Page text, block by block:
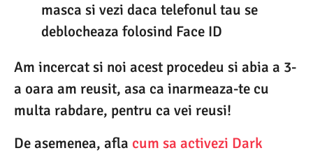
masca si vezi daca telefonul tau se
deblocheaza folosind Face ID
Am incercat si noi acest procedeu si abia a 3-
a oara am reusit, asa ca inarmeaza-te cu
multa rabdare, pentru ca vei reusi!
De asemenea, afla cum sa activezi Dark